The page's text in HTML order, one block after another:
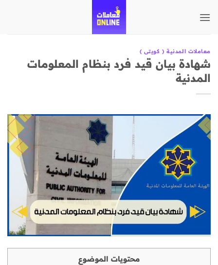
للمحتوى
معاملات المدنية ( كويتى )
شهادة بيان قيد فرد بنظام المعلومات
المدنية
محتويات الموضوع